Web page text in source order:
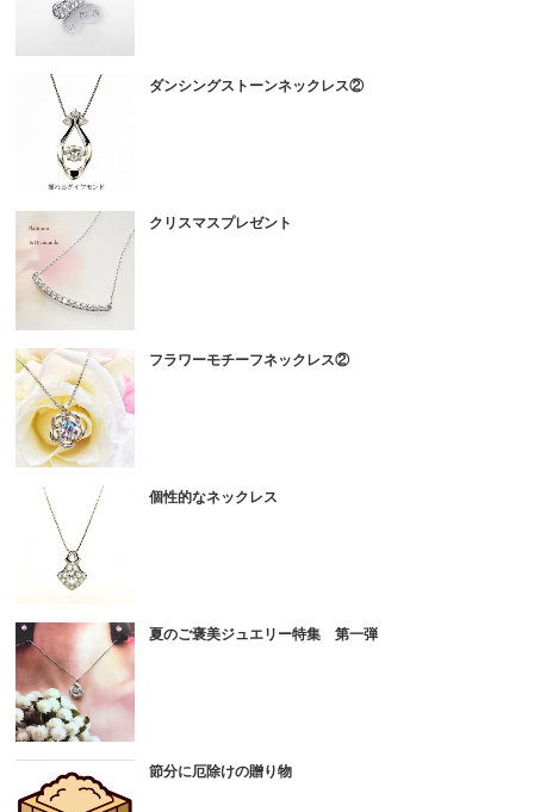
ダンシングストーンネックレス②
クリスマスプレゼント
フラワーモチーフネックレス②
個性的なネックレス
夏のご褒美ジュエリー特集 第一弾
節分に厄除けの贈り物